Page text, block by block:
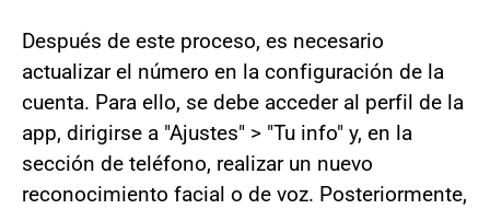
Después de este proceso, es necesario
actualizar el número en la configuración de la
cuenta. Para ello, se debe acceder al perfil de la
app, dirigirse a "Ajustes" > "Tu info" y, en la
sección de teléfono, realizar un nuevo
reconocimiento facial o de voz. Posteriormente,